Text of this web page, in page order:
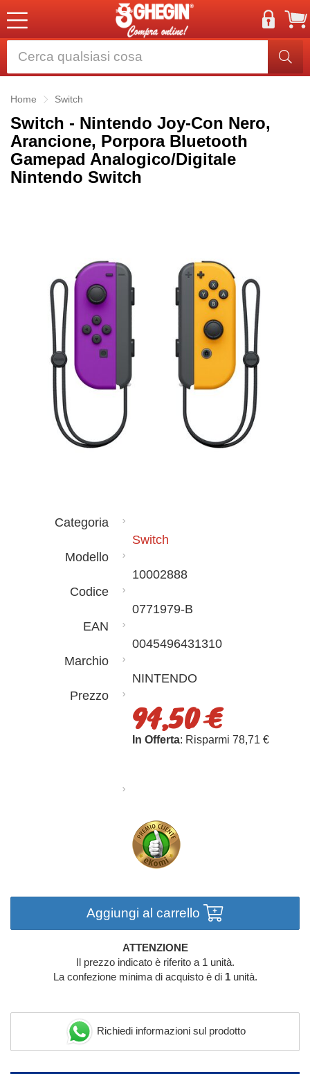
Home Switch
Switch - Nintendo Joy-Con Nero,
Arancione, Porpora Bluetooth
Gamepad Analogico/Digitale
Nintendo Switch
Categoria
Switch
Modello
10002888
Codice
0771979-B
EAN
0045496431310
Marchio
NINTENDO
Prezzo
94,50 €
In Offerta: Risparmi 78,71 €
Aggiungi al carrello
ATTENZIONE
Il prezzo indicato è riferito a 1 unità.
La confezione minima di acquisto è di 1unità.
Richiedi informazioni sul prodotto